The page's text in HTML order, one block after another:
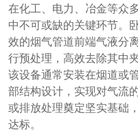
在化工、电力、冶金等众
中不可或缺的关键环节。
效的烟气管道前端气液分
行预处理，高效去除其中
该设备通常安装在烟道或
部结构设计，实现对气流
或排放处理奠定坚实基础
达标。